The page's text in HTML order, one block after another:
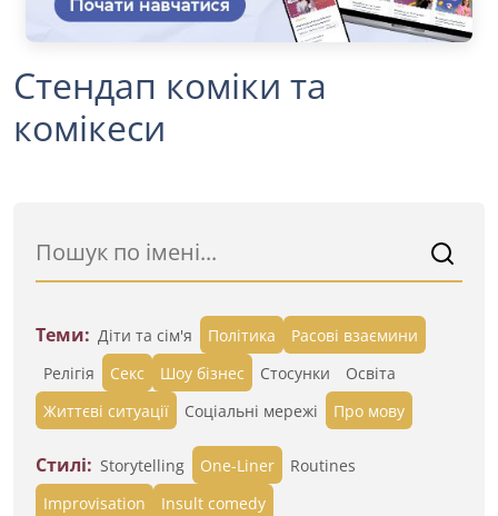
Стендап коміки та
комікеси
Теми: Діти та сім'я Політика
Расові взаємини
Релігія
Секс Шоу бізнес Стосунки
Освіта
Життєві ситуації
Cоціальні мережі Про мову
Стилі: Storytelling One-Liner
Routines
Improvisation
Insult comedy